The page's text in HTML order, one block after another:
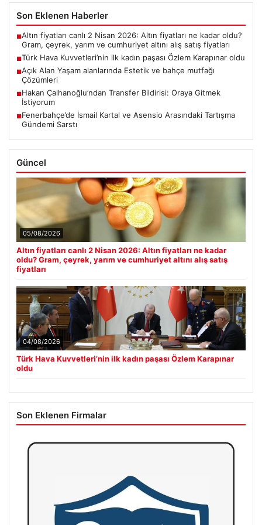
Son Eklenen Haberler
■Altın fiyatları canlı 2 Nisan 2026: Altın fiyatları ne kadar oldu?
Gram, çeyrek, yarım ve cumhuriyet altını alış satış fiyatları
■Türk Hava Kuvvetleri’nin ilk kadın paşası Özlem Karapınar oldu
■Açık Alan Yaşam alanlarında Estetik ve bahçe mutfağı
Çözümleri
■Hakan Çalhanoğlu’ndan Transfer Bildirisi: Oraya Gitmek
İstiyorum
■Fenerbahçe’de İsmail Kartal ve Asensio Arasındaki Tartışma
Gündemi Sarstı
Güncel
05/08/2026
Altın fiyatları canlı 2 Nisan 2026: Altın fiyatları ne kadar
oldu? Gram, çeyrek, yarım ve cumhuriyet altını alış satış
fiyatları
04/08/2026
Türk Hava Kuvvetleri’nin ilk kadın paşası Özlem Karapınar
oldu
Son Eklenen Firmalar